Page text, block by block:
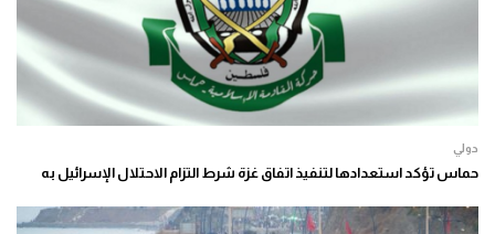
دولي
حماس تؤكد استعدادها لتنفيذ اتفاق غزة شرط التزام الاحتلال الإسرائيل به